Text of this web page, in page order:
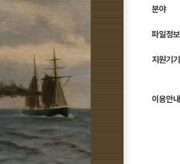
분야
파일정보
지원기기
이용안내